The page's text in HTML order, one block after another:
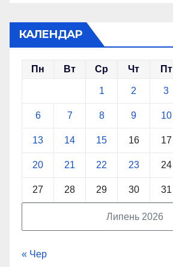
КАЛЕНДАР
Липень 2026
Пн Вт Ср Чт Пт
1 2 3
6 7 8 9 10
13 14 15 16 17
20 21 22 23 24
27 28 29 30 31
« Чер